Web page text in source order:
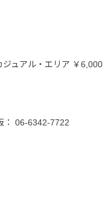
ュアル・エリア ￥6,000
： 06-6342-7722